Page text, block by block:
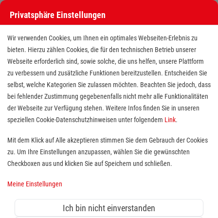
Pflegehelfer (m/w/d)
Standort(e): Duisburg
Malteserstift St. Johannes
Homberg in schöner Umgebung mit vielfältigen
Pflegeeinrichtung mit zwei Wohnbereichen und 69
Privatsphäre Einstellungen
Wir verwenden Cookies, um Ihnen ein optimales Webseiten-Erlebnis zu
bieten. Hierzu zählen Cookies, die für den technischen Betrieb unserer
Webseite erforderlich sind, sowie solche, die uns helfen, unsere Plattform
zu verbessern und zusätzliche Funktionen bereitzustellen. Entscheiden Sie
selbst, welche Kategorien Sie zulassen möchten. Beachten Sie jedoch, dass
bei fehlender Zustimmung gegebenenfalls nicht mehr alle Funktionalitäten
der Webseite zur Verfügung stehen. Weitere Infos finden Sie in unseren
speziellen Cookie-Datenschutzhinweisen unter folgendem Link.
Mit dem Klick auf Alle akzeptieren stimmen Sie dem Gebrauch der Cookies
zu. Um Ihre Einstellungen anzupassen, wählen Sie die gewünschten
Checkboxen aus und klicken Sie auf Speichern und schließen.
Meine Einstellungen
Ich bin nicht einverstanden